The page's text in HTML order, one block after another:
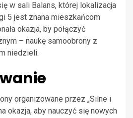
w sali Balans, której lokalizacja
5 jest znana mieszkańcom
okazja, by połączyć
– naukę samoobrony z
niedzieli.
organizowane przez „Silne i
okazja, aby nauczyć się nowych